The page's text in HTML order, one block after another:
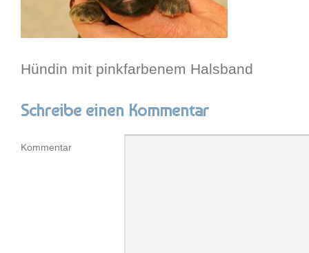
Hündin mit pinkfarbenem Halsband
Schreibe einen Kommentar
Kommentar